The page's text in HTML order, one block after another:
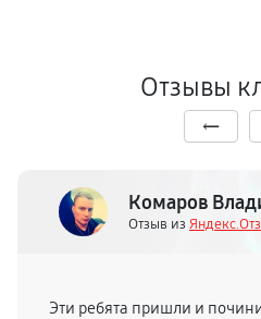
Отзывы
Комаров
Отзыв из
Эти ребята пришли и